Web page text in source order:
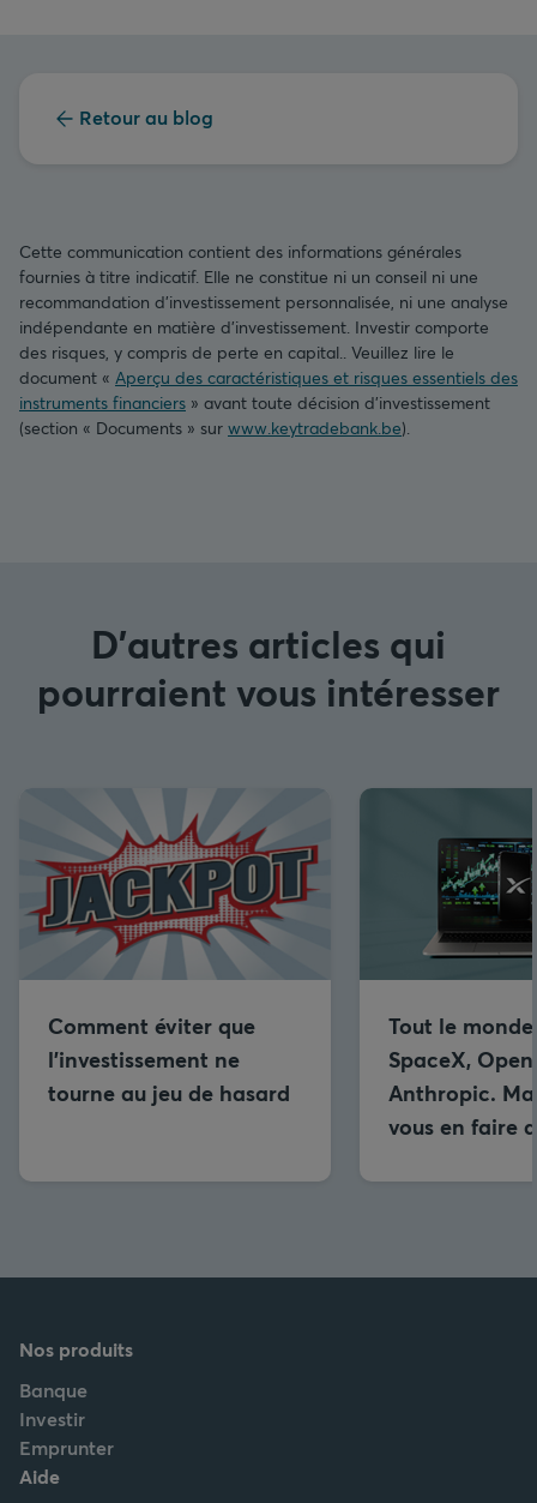
Retour au blog
Cette communication contient des informations générales
fournies à titre indicatif. Elle ne constitue ni un conseil ni une
recommandation d’investissement personnalisée, ni une analyse
indépendante en matière d’investissement. Investir comporte
des risques, y compris de perte en capital.. Veuillez lire le
document « Aperçu des caractéristiques et risques essentiels des
instruments financiers » avant toute décision d’investissement
(section « Documents » sur www.keytradebank.be).
D'autres articles qui
pourraient vous intéresser
Comment éviter que
l’investissement ne
tourne au jeu de hasard
Tout le
SpaceX,
Anthropic.
vous en faire
Nos produits
Banque
Investir
Emprunter
Aide